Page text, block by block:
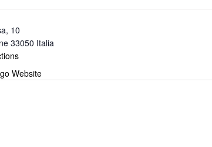
10
33050 Italia
Website